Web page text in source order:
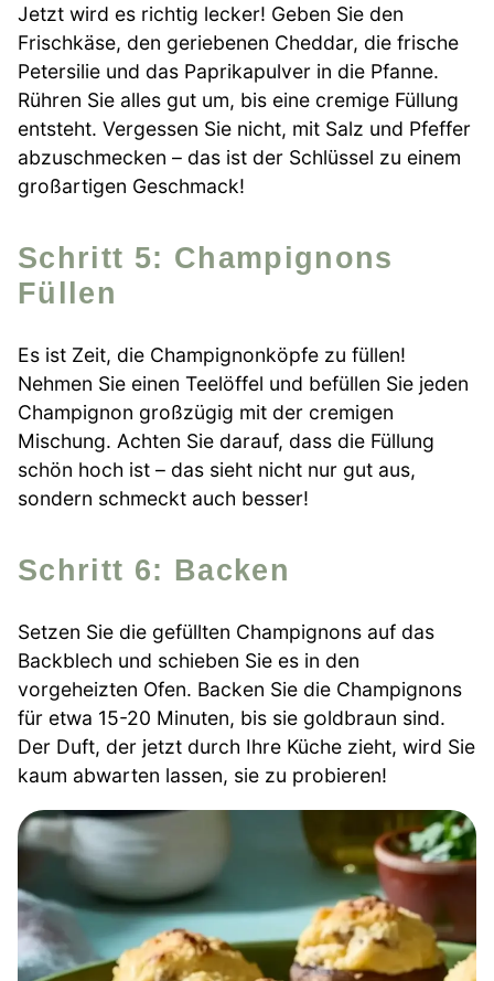
Jetzt wird es richtig lecker! Geben Sie den
Frischkäse, den geriebenen Cheddar, die frische
Petersilie und das Paprikapulver in die Pfanne.
Rühren Sie alles gut um, bis eine cremige Füllung
entsteht. Vergessen Sie nicht, mit Salz und Pfeffer
abzuschmecken – das ist der Schlüssel zu einem
großartigen Geschmack!
Schritt 5: Champignons
Füllen
Es ist Zeit, die Champignonköpfe zu füllen!
Nehmen Sie einen Teelöffel und befüllen Sie jeden
Champignon großzügig mit der cremigen
Mischung. Achten Sie darauf, dass die Füllung
schön hoch ist – das sieht nicht nur gut aus,
sondern schmeckt auch besser!
Schritt 6: Backen
Setzen Sie die gefüllten Champignons auf das
Backblech und schieben Sie es in den
vorgeheizten Ofen. Backen Sie die Champignons
für etwa 15-20 Minuten, bis sie goldbraun sind.
Der Duft, der jetzt durch Ihre Küche zieht, wird Sie
kaum abwarten lassen, sie zu probieren!